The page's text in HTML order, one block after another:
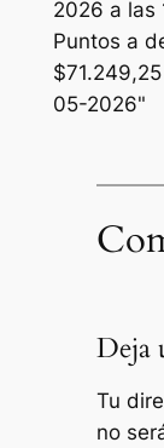
Deja
Tu
no